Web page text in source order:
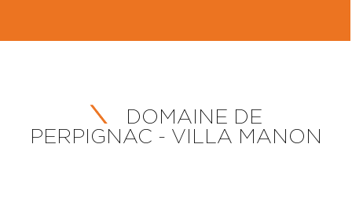
DOMAINE DE
PERPIGNAC - VILLA MANON